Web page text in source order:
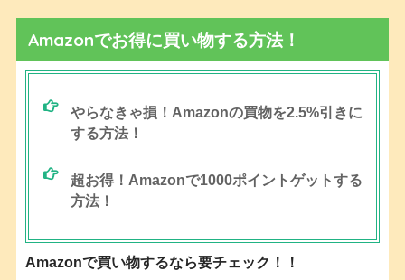
Amazonでお得に買い物する方法！
やらなきゃ損！Amazonの買物を2.5%引きに
する方法！
超お得！Amazonで1000ポイントゲットする
方法！
Amazonで買い物するなら要チェック！！